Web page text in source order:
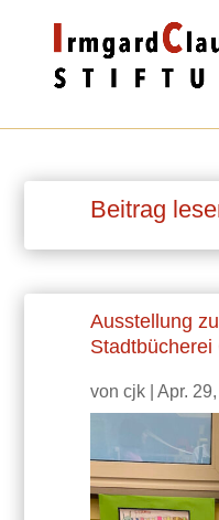
Beitrag
Ausstellung
Stadtbücherei
voncjk |Apr.